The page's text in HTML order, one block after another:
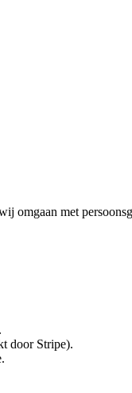
met
door Stripe).